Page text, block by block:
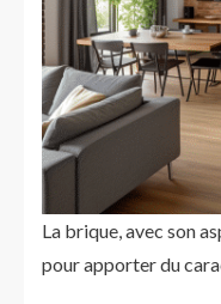
La brique, avec son
pour apporter du